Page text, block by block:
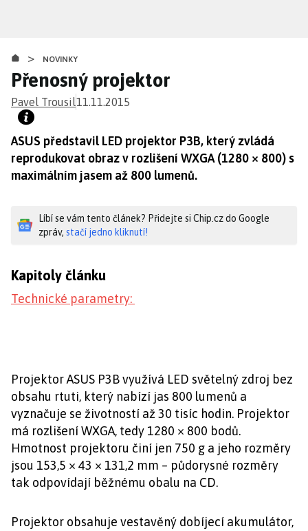
obsahu
> NOVINKY
Přenosný projektor
Pavel Trousil11.11.2015
ASUS představil LED projektor P3B, který zvládá
reprodukovat obraz v rozlišení WXGA (1280 × 800) s
maximálním jasem až 800 lumenů.
Líbí se vám tento článek? Přidejte si Chip.cz do Google
zpráv, stačí jedno kliknutí!
Kapitoly článku
Technické parametry:
Projektor ASUS P3B využívá LED světelný zdroj bez
obsahu rtuti, který nabízí jas 800 lumenů a
vyznačuje se životností až 30 tisíc hodin. Projektor
má rozlišení WXGA, tedy 1280 × 800 bodů.
Hmotnost projektoru činí jen 750 g a jeho rozměry
jsou 153,5 × 43 × 131,2 mm – půdorysné rozměry
tak odpovídají běžnému obalu na CD.
Projektor obsahuje vestavěný dobíjecí akumulátor,